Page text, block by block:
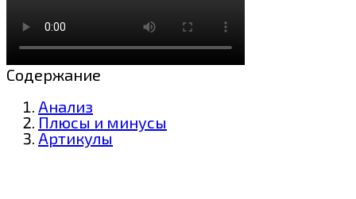
Содержание
Анализ
Плюсы и минусы
Артикулы